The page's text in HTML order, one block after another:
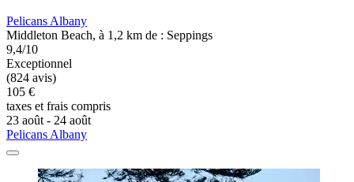
Pelicans Albany
Middleton Beach, à 1,2 km de : Seppings
9,4/10
Exceptionnel
(824 avis)
105 €
taxes et frais compris
23 août - 24 août
Pelicans Albany